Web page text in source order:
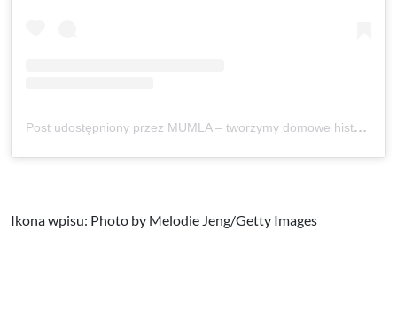
Post udostępniony przez MUMLA – tworzymy domowe historie (@mumla_official)
Ikona wpisu: Photo by Melodie Jeng/Getty Images